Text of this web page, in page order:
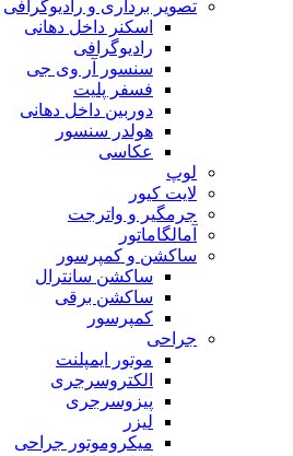
تصویر برداری و رادیوگرافی
اسکنر داخل دهانی
رادیوگرافی
سنسور آر وی جی
فسفر پلیت
دوربین داخل دهانی
هولدر سنسور
عکاسی
لوپ
لایت کیور
جرمگیر و واترجت
آمالگاماتور
ساکشن و کمپرسور
ساکشن سانترال
ساکشن برقی
کمپرسور
جراحی
موتور ایمپلنت
الکتروسرجری
پیزوسرجری
لیزر
میکروموتور جراحی